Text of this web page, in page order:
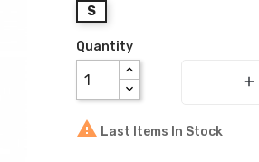
S
Quantity
add
 Last Items In Stock